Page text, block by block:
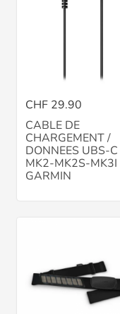
CHF 29.90
CABLE DE
CHARGEMENT /
DONNEES UBS-
MK2-MK2S-MK3I
GARMIN